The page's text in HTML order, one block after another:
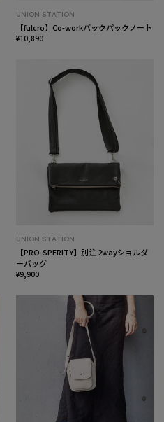
UNION STATION
【fulcro】Co-workバックパックノート
¥10,890
UNION STATION
【PRO-SPERITY】別注 2wayショルダ
ーバッグ
¥9,900